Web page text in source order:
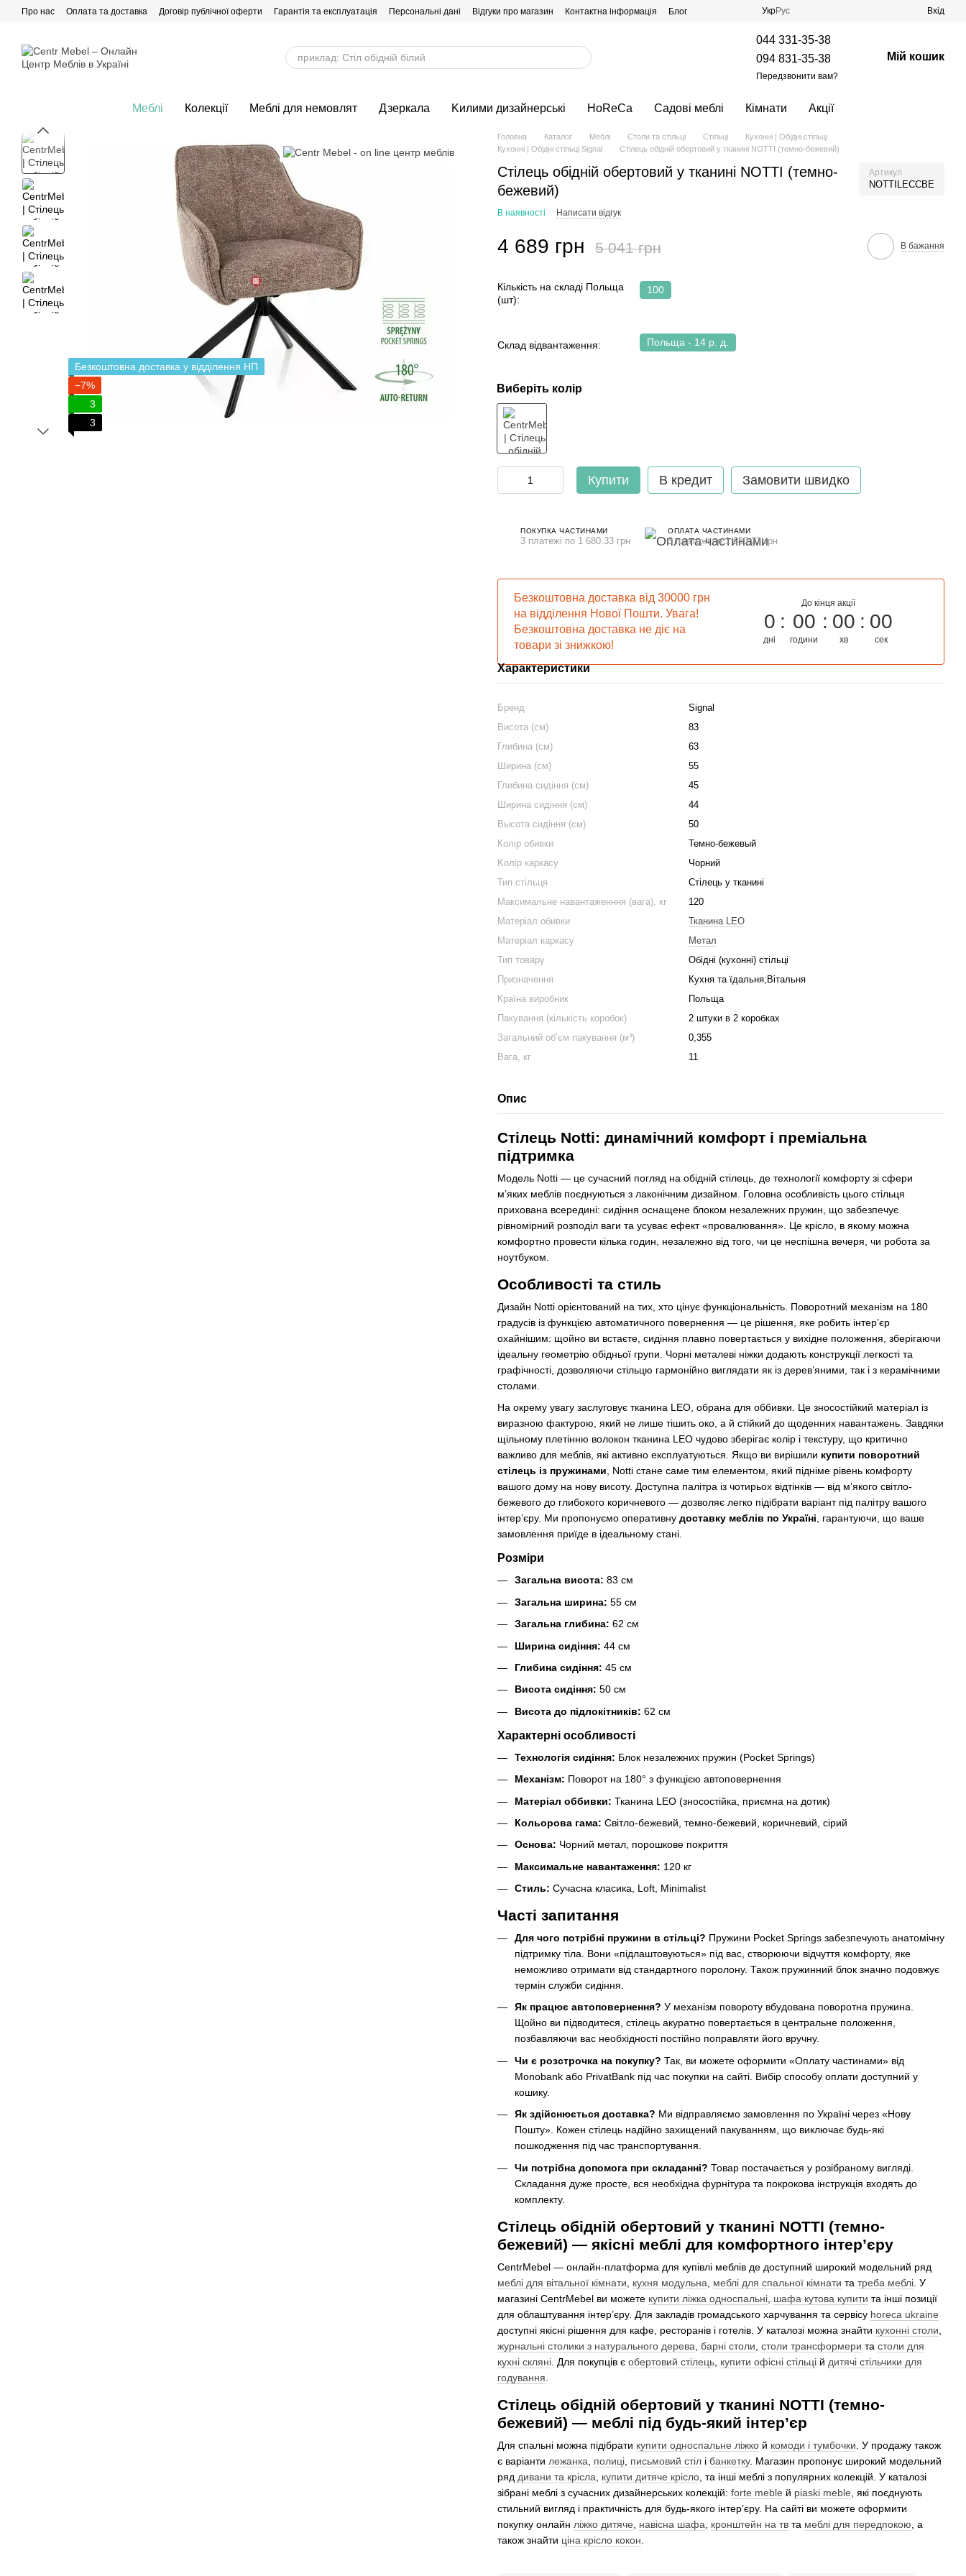
Перейти до основного контенту
Про нас Оплата та доставка Договір публічної оферти Гарантія та експлуатація Персональні дані Відгуки про магазин Контактна інформація Блог УкрРус Вхід
044 331-35-38
094 831-35-38
Передзвонити вам?
Мій кошик
Меблі Колекції Меблі для немовлят Дзеркала Kилими дизайнерські HoReCa Садові меблі Кімнати Акції
Безкоштовна доставка у відділення НП
−7%
3
3
Головна Каталог Меблі Столи та стільці Стільці
Кухонні | Обідні стільці
Кухонні | Обідні стільці Signal
Стілець обідній обертовий у тканині NOTTI (темно-бежевий)
Стілець обідній обертовий у тканині NOTTI (темно-
бежевий)
Артикул
NOTTILECCBE
В наявності Написати відгук
4 689 грн 5 041 грн В бажання
Кількість на складі Польща
(шт):
100
Склад відвантаження: Польща - 14 р. д.
Виберіть колір
Купити В кредит Замовити швидко
ПОКУПКА ЧАСТИНАМИ
3 платежі по 1 680.33 грн
ОПЛАТА ЧАСТИНАМИ
3 платежі по 1 680.33 грн
Безкоштовна доставка від 30000 грн
на відділення Нової Пошти. Увага!
Безкоштовна доставка не діє на
товари зі знижкою!
До кінця акції
0
дні
00
години
00
хв
00
сек
Характеристики
Бренд
Signal
Висота (см)
83
Глибина (см)
63
Ширина (см)
55
Глибина сидіння (см)
45
Ширина сидіння (см)
44
Высота сидіння (см)
50
Колір обивки
Темно-бежевый
Kолір каркасу
Чорний
Тип стільця
Стілець у тканині
Максимальне навантаженння (вага), кг
120
Матеріал обивки
Тканина LEO
Матеріал каркасу
Метал
Тип товару
Обідні (кухонні) стільці
Призначення
Кухня та їдальня;Вітальня
Країна виробник
Польща
Пакування (кількість коробок)
2 штуки в 2 коробках
Загальний об’єм пакування (м³)
0,355
Вага, кг
11
Опис
Стілець Notti: динамічний комфорт і преміальна
підтримка
Модель Notti — це сучасний погляд на обідній стілець, де технології комфорту зі сфери
м’яких меблів поєднуються з лаконічним дизайном. Головна особливість цього стільця
прихована всередині: сидіння оснащене блоком незалежних пружин, що забезпечує
рівномірний розподіл ваги та усуває ефект «провалювання». Це крісло, в якому можна
комфортно провести кілька годин, незалежно від того, чи це неспішна вечеря, чи робота за
ноутбуком.
Особливості та стиль
Дизайн Notti орієнтований на тих, хто цінує функціональність. Поворотний механізм на 180
градусів із функцією автоматичного повернення — це рішення, яке робить інтер’єр
охайнішим: щойно ви встаєте, сидіння плавно повертається у вихідне положення, зберігаючи
ідеальну геометрію обідньої групи. Чорні металеві ніжки додають конструкції легкості та
графічності, дозволяючи стільцю гармонійно виглядати як із дерев’яними, так і з керамічними
столами.
На окрему увагу заслуговує тканина LEO, обрана для оббивки. Це зносостійкий матеріал із
виразною фактурою, який не лише тішить око, а й стійкий до щоденних навантажень. Завдяки
щільному плетінню волокон тканина LEO чудово зберігає колір і текстуру, що критично
важливо для меблів, які активно експлуатуються. Якщо ви вирішили купити поворотний
стілець із пружинами, Notti стане саме тим елементом, який підніме рівень комфорту
вашого дому на нову висоту. Доступна палітра із чотирьох відтінків — від м’якого світло-
бежевого до глибокого коричневого — дозволяє легко підібрати варіант під палітру вашого
інтер’єру. Ми пропонуємо оперативну доставку меблів по Україні, гарантуючи, що ваше
замовлення приїде в ідеальному стані.
Розміри
Загальна висота: 83 см
Загальна ширина: 55 см
Загальна глибина: 62 см
Ширина сидіння: 44 см
Глибина сидіння: 45 см
Висота сидіння: 50 см
Висота до підлокітників: 62 см
Характерні особливості
Технологія сидіння: Блок незалежних пружин (Pocket Springs)
Механізм: Поворот на 180° з функцією автоповернення
Матеріал оббивки: Тканина LEO (зносостійка, приємна на дотик)
Кольорова гама: Світло-бежевий, темно-бежевий, коричневий, сірий
Основа: Чорний метал, порошкове покриття
Максимальне навантаження: 120 кг
Стиль: Сучасна класика, Loft, Minimalist
Часті запитання
Для чого потрібні пружини в стільці? Пружини Pocket Springs забезпечують анатомічну
підтримку тіла. Вони «підлаштовуються» під вас, створюючи відчуття комфорту, яке
неможливо отримати від стандартного поролону. Також пружинний блок значно подовжує
термін служби сидіння.
Як працює автоповернення? У механізм повороту вбудована поворотна пружина.
Щойно ви підводитеся, стілець акуратно повертається в центральне положення,
позбавляючи вас необхідності постійно поправляти його вручну.
Чи є розстрочка на покупку? Так, ви можете оформити «Оплату частинами» від
Monobank або PrivatBank під час покупки на сайті. Вибір способу оплати доступний у
кошику.
Як здійснюється доставка? Ми відправляємо замовлення по Україні через «Нову
Пошту». Кожен стілець надійно захищений пакуванням, що виключає будь-які
пошкодження під час транспортування.
Чи потрібна допомога при складанні? Товар постачається у розібраному вигляді.
Складання дуже просте, вся необхідна фурнітура та покрокова інструкція входять до
комплекту.
Стілець обідній обертовий у тканині NOTTI (темно-
бежевий) — якісні меблі для комфортного інтер’єру
CentrMebel — онлайн-платформа для купівлі меблів де доступний широкий модельний ряд
меблі для вітальної кімнати
кухня модульна меблі для спальної кімнати та треба меблі . У
магазині CentrMebel ви можете купити ліжка односпальні шафа кутова купити та інші позиції
для облаштування інтер’єру. Для закладів громадського харчування та сервісу horeca ukraine
доступні якісні рішення для кафе, ресторанів і готелів. У каталозі можна знайти кухонні столи
журнальні столики з натурального дерева барні столи столи трансформери та столи для
кухні скляні . Для покупців є обертовий стілець купити офісні стільці й дитячі стільчики для
годування
Стілець обідній обертовий у тканині NOTTI (темно-
бежевий) — меблі під будь-який інтер’єр
Для спальні можна підібрати купити односпальне ліжко й комоди і тумбочки . У продажу також
є варіанти лежанка полиці письмовий стіл і банкетку. Магазин пропонує широкий модельний
ряд дивани та крісла купити дитяче крісло , та інші меблі з популярних колекцій. У каталозі
зібрані меблі з сучасних дизайнерських колекцій: forte meble й piaski meble , які поєднують
стильний вигляд і практичність для будь-якого інтер’єру. На сайті ви можете оформити
покупку онлайн ліжко дитяче навісна шафа кронштейн на тв та меблі для передпокою , а
також знайти ціна крісло кокон